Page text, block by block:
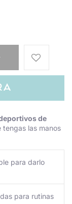
de
tengas las manos
para darlo
para rutinas